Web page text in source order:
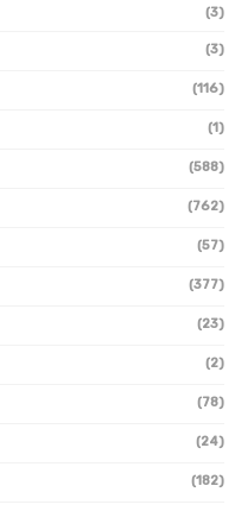
(3)
(3)
(116)
(1)
(588)
(762)
(57)
(377)
(23)
(2)
(78)
(24)
(182)